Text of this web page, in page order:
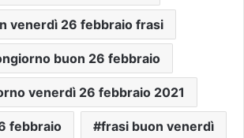
venerdì 26 febbraio frasi
buon 26 febbraio
venerdì 26 febbraio 2021
febbraio frasi buon venerdì